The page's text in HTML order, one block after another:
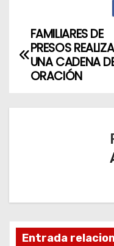
N
a
FAMILIARES DE
PRESOS
UNA CADENA
ORACIÓN
Entrada